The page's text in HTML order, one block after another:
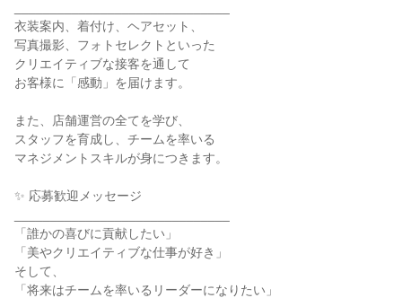
衣装案内、着付け、ヘアセット、
写真撮影、フォトセレクトといった
クリエイティブな接客を通して
お客様に「感動」を届けます。
また、店舗運営の全てを学び、
スタッフを育成し、チームを率いる
マネジメントスキルが身につきます。
✨ 応募歓迎メッセージ
「誰かの喜びに貢献したい」
「美やクリエイティブな仕事が好き」
そして、
「将来はチームを率いるリーダーになりたい」